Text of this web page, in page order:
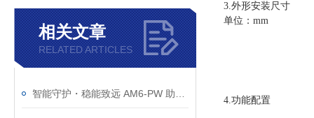
相关文章
RELATED ARTICLES
3.外形安装尺寸
单位：mm
4.功能配置